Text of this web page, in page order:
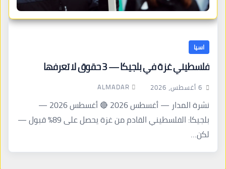
اسيا
فلسطيني غزة في بلجيكا — 3 حقوق لا تعرفها
6 أغسطس، 2026 ALMADAR
نشرة المدار — أغسطس 2026 🔴 أغسطس 2026 —
بلجيكا: الفلسطيني القادم من غزة يحصل على 89% قبول —
لكن…